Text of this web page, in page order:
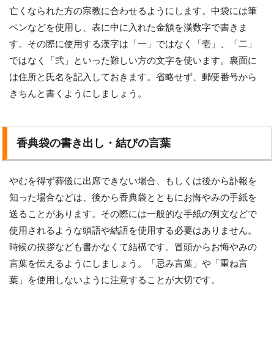
亡くなられた方の宗教に合わせるようにします。中袋には筆
ペンなどを使用し、表に中に入れた金額を漢数字で書きま
す。その際に使用する漢字は「一」ではなく「壱」、「二」
ではなく「弐」といった難しい方の文字を使います。裏面に
は住所と氏名を記入しておきます。省略せず、郵便番号から
きちんと書くようにしましょう。
香典袋の書き出し・結びの言葉
やむを得ず葬儀に出席できない場合、もしくは後から訃報を
知った場合などは、後から香典袋とともにお悔やみの手紙を
送ることがあります。その際には一般的な手紙の例文などで
使用されるような頭語や結語を使用する必要はありません。
時候の挨拶なども書かなくて結構です。冒頭からお悔やみの
言葉を伝えるようにしましょう。「忌み言葉」や「重ね言
葉」を使用しないように注意することが大切です。